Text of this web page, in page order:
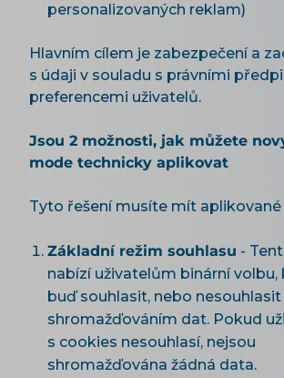
personalizovaných reklam)
Hlavním cílem je zabezpečení a
s údaji v souladu s právními
preferencemi uživatelů.
Jsou 2 možnosti, jak můžete
mode technicky aplikovat
Tyto řešení musíte mít aplikované
Základní režim souhlasu -
nabízí uživatelům binární volbu,
buď souhlasit, nebo nesouhlasit
shromažďováním dat. Pokud
s cookies nesouhlasí, nejsou
shromažďována žádná data.